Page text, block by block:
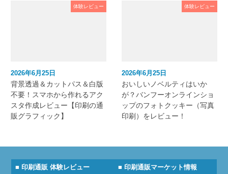
体験レビュー
2026年6月25日
背景透過＆カットパス＆白版
不要！スマホから作れるアク
スタ作成レビュー【印刷の通
販グラフィック】
体験レビュー
2026年6月25日
おいしいノベルティはいか
が？バンフーオンラインショ
ップのフォトクッキー（写真
印刷）をレビュー！
■ 印刷通販 体験レビュー ■ 印刷通販マーケット情報